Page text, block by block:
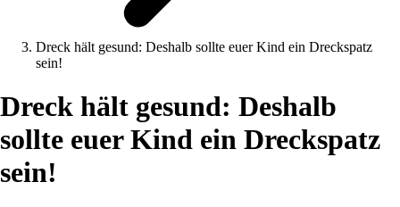
Dreck hält gesund: Deshalb sollte euer Kind ein Dreckspatz
sein!
Dreck hält gesund: Deshalb
sollte euer Kind ein Dreckspatz
sein!